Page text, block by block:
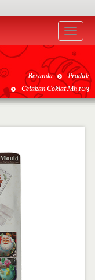
Toggle
Beranda
Produk
Cetakan Coklat Mh 103